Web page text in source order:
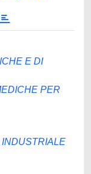
E DI
PER
INDUSTRIALE